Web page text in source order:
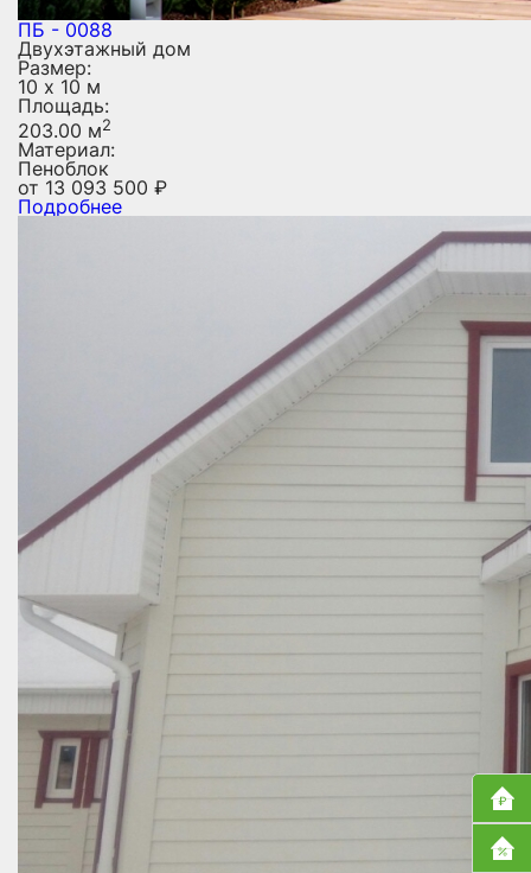
ПБ - 0088
Двухэтажный дом
Размер:
10 х 10 м
Площадь:
203.00 м2
Материал:
Пеноблок
от 13 093 500 ₽
Подробнее